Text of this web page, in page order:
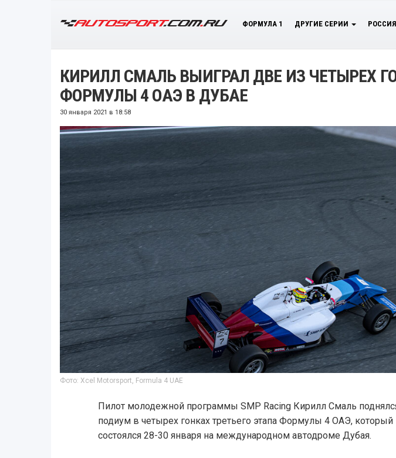
ФОРМУЛА 1 ДРУГИЕ СЕРИИ РОССИЯ
КИРИЛЛ СМАЛЬ ВЫИГРАЛ ДВЕ ИЗ ЧЕТЫРЕХ
ФОРМУЛЫ 4 ОАЭ В ДУБАЕ
30 января 2021 в 18:58
Фото: Xcel Motorsport, Formula 4 UAE
Пилот молодежной программы SMP Racing Кирилл Смаль
подиум в четырех гонках третьего этапа Формулы 4 ОАЭ, который
состоялся 28-30 января на международном автодроме Дубая.